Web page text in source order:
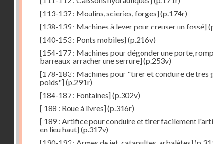
[113-137 : Moulins, scieries, forges](p.174r)
[138-139 : Machines à lever pour creuser un fossé]
[140-153 : Ponts mobiles](p.216v)
[154-177 : Machines pour dégonder une porte,
barreaux, arracher une serrure](p.253v)
[178-183 : Machines pour "tirer et conduire de très
poids"](p.291r)
[184-187 : Fontaines](p.302v)
[ 188 : Roue à livres](p.316r)
[ 189 : Artifice pour conduire et tirer facilement
en lieu haut](p.317v)